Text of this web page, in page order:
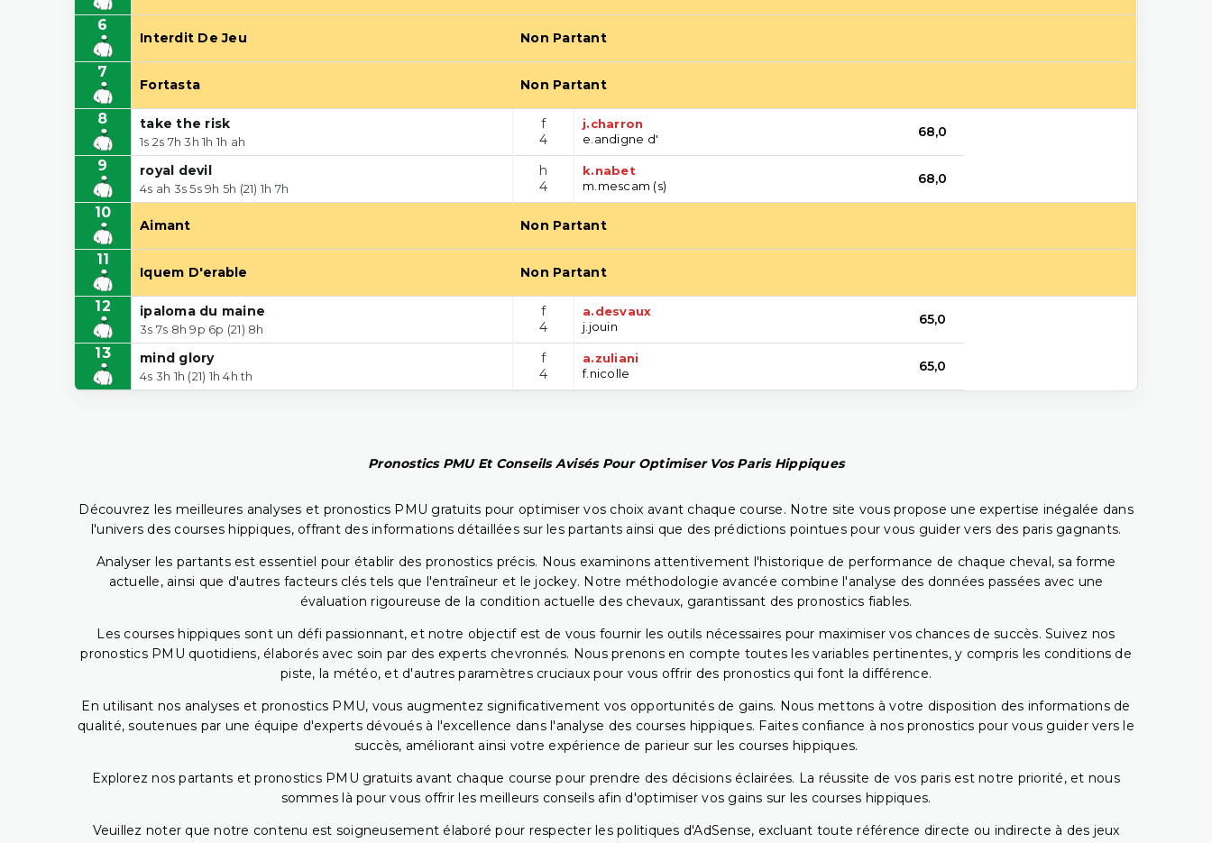
6
Interdit De Jeu Non Partant
7
Fortasta Non Partant
8 take the risk
1s 2s 7h 3h 1h 1h ah
f
4
j.charron
e.andigne d'
68,0
9 royal devil
4s ah 3s 5s 9h 5h (21) 1h 7h
h
4
k.nabet
m.mescam (s)
68,0
10
Aimant Non Partant
11
Iquem D'erable Non Partant
12 ipaloma du maine
3s 7s 8h 9p 6p (21) 8h
f
4
a.desvaux
j.jouin
65,0
13 mind glory
4s 3h 1h (21) 1h 4h th
f
4
a.zuliani
f.nicolle
65,0
Pronostics PMU Et Conseils Avisés Pour Optimiser Vos Paris Hippiques
Découvrez les meilleures analyses et pronostics PMU gratuits pour optimiser vos choix avant chaque course. Notre site vous propose une expertise inégalée dans
l'univers des courses hippiques, offrant des informations détaillées sur les partants ainsi que des prédictions pointues pour vous guider vers des paris gagnants.
Analyser les partants est essentiel pour établir des pronostics précis. Nous examinons attentivement l'historique de performance de chaque cheval, sa forme
actuelle, ainsi que d'autres facteurs clés tels que l'entraîneur et le jockey. Notre méthodologie avancée combine l'analyse des données passées avec une
évaluation rigoureuse de la condition actuelle des chevaux, garantissant des pronostics fiables.
Les courses hippiques sont un défi passionnant, et notre objectif est de vous fournir les outils nécessaires pour maximiser vos chances de succès. Suivez nos
pronostics PMU quotidiens, élaborés avec soin par des experts chevronnés. Nous prenons en compte toutes les variables pertinentes, y compris les conditions de
piste, la météo, et d'autres paramètres cruciaux pour vous offrir des pronostics qui font la différence.
En utilisant nos analyses et pronostics PMU, vous augmentez significativement vos opportunités de gains. Nous mettons à votre disposition des informations de
qualité, soutenues par une équipe d'experts dévoués à l'excellence dans l'analyse des courses hippiques. Faites confiance à nos pronostics pour vous guider vers le
succès, améliorant ainsi votre expérience de parieur sur les courses hippiques.
Explorez nos partants et pronostics PMU gratuits avant chaque course pour prendre des décisions éclairées. La réussite de vos paris est notre priorité, et nous
sommes là pour vous offrir les meilleurs conseils afin d'optimiser vos gains sur les courses hippiques.
Veuillez noter que notre contenu est soigneusement élaboré pour respecter les politiques d'AdSense, excluant toute référence directe ou indirecte à des jeux